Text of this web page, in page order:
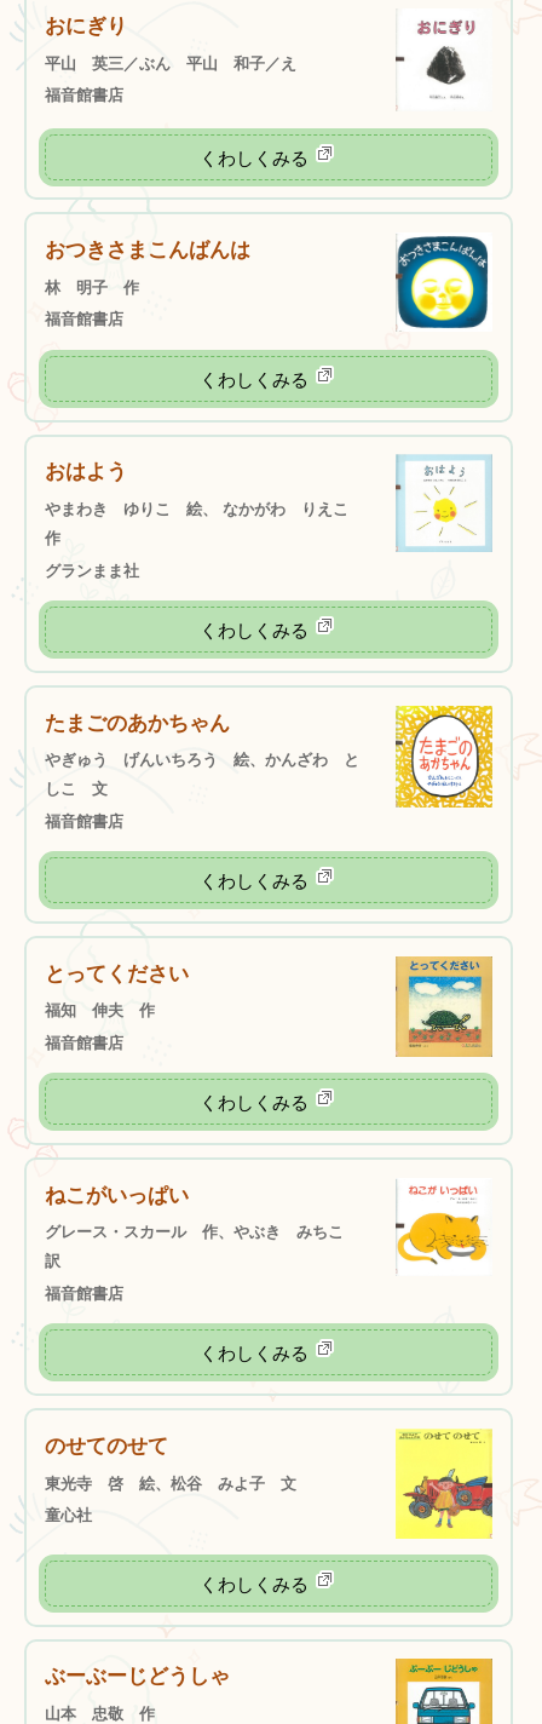
おにぎり
平山 英三／ぶん 平山 和子／え
福音館書店
くわしくみる
おつきさまこんばんは
林 明子 作
福音館書店
くわしくみる
おはよう
やまわき ゆりこ 絵、 なかがわ りえこ
作
グランまま社
くわしくみる
たまごのあかちゃん
やぎゅう げんいちろう 絵、かんざわ と
しこ 文
福音館書店
くわしくみる
とってください
福知 伸夫 作
福音館書店
くわしくみる
ねこがいっぱい
グレース・スカール 作、やぶき みちこ
訳
福音館書店
くわしくみる
のせてのせて
東光寺 啓 絵、松谷 みよ子 文
童心社
くわしくみる
ぶーぶーじどうしゃ
山本 忠敬 作